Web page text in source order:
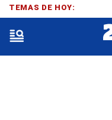
TEMAS DE HOY: